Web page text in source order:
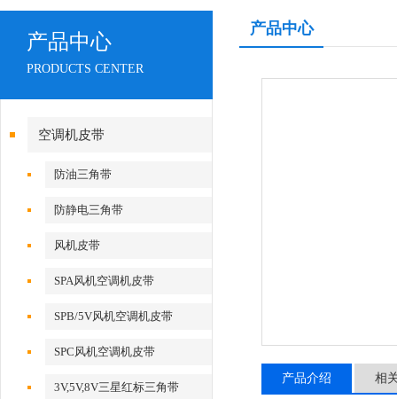
产品中心
PRODUCTS CENTER
空调机皮带
防油三角带
防静电三角带
风机皮带
SPA风机空调机皮带
SPB/5V风机空调机皮带
SPC风机空调机皮带
3V,5V,8V三星红标三角带
产品中心
产品介绍 相